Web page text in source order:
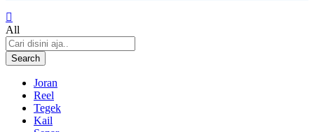
All
Search
Joran
Reel
Tegek
Kail